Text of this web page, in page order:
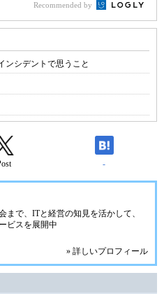
Recommended by
ンシデントで思うこと
-
まで、ITと経営の知見を活かして、
ビスを展開中
» 詳しいプロフィール